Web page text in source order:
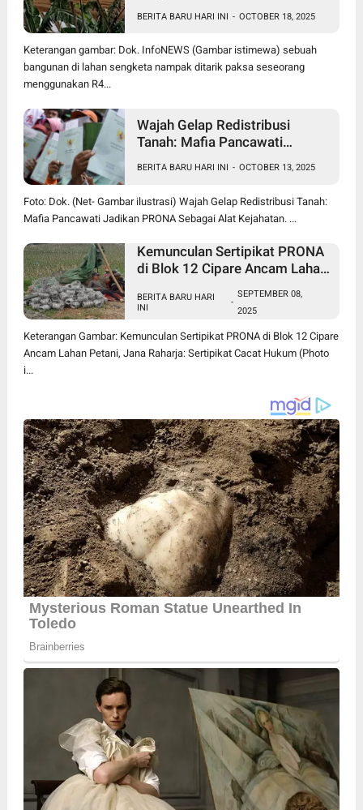
Pancawati Bogor, Kasusnya
Jadi Sorotan Publik
BERITA BARU HARI INI - OCTOBER 18, 2025
Keterangan gambar: Dok. InfoNEWS (Gambar istimewa) sebuah
bangunan di lahan sengketa nampak ditarik paksa seseorang
menggunakan R4...
Wajah Gelap Redistribusi
Tanah: Mafia Pancawati
BERITA BARU HARI INI - OCTOBER 13, 2025
Foto: Dok. (Net- Gambar ilustrasi) Wajah Gelap Redistribusi Tanah:
Mafia Pancawati Jadikan PRONA Sebagai Alat Kejahatan. ...
Kemunculan Sertipikat PRONA
di Blok 12 Cipare Ancam Lahan
Cacat Hukum
BERITA BARU HARI
INI
-
SEPTEMBER 08,
2025
Keterangan Gambar: Kemunculan Sertipikat PRONA di Blok 12 Cipare
Ancam Lahan Petani, Jana Raharja: Sertipikat Cacat Hukum (Photo
i...